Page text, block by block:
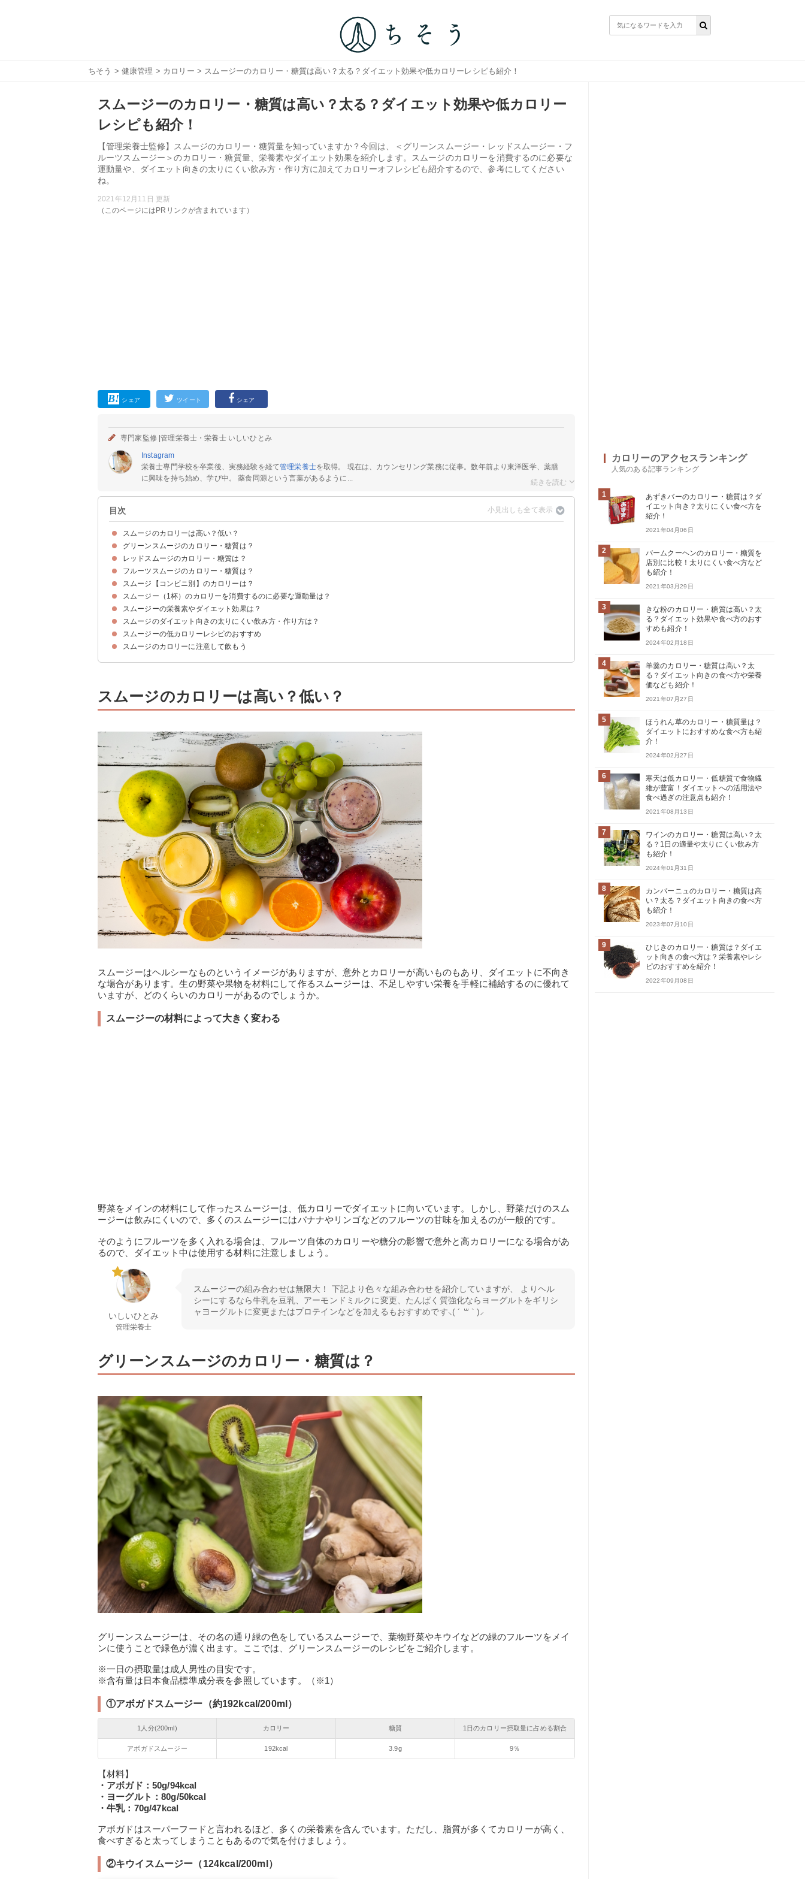
ちそう > 健康管理 > カロリー > スムージーのカロリー・糖質は高い？太る？ダイエット効果や低カロリーレシピも紹介！
スムージーのカロリー・糖質は高い？太る？ダイエット効果や低カロリー
レシピも紹介！
【管理栄養士監修】スムージのカロリー・糖質量を知っていますか？今回は、＜グリーンスムージー・レッドスムージー・フ
ルーツスムージー＞のカロリー・糖質量、栄養素やダイエット効果を紹介します。スムージのカロリーを消費するのに必要な
運動量や、ダイエット向きの太りにくい飲み方・作り方に加えてカロリーオフレシピも紹介するので、参考にしてください
ね。
2021年12月11日 更新
（このページにはPRリンクが含まれています）
シェア ツイート シェア
専門家監修 |管理栄養士・栄養士 いしいひとみ
Instagram
栄養士専門学校を卒業後、実務経験を経て管理栄養士を取得。 現在は、カウンセリング業務に従事。数年前より東洋医学、薬膳
に興味を持ち始め、学び中。 薬食同源という言葉があるように...
目次
スムージのカロリーは高い？低い？
スムージーの材料によって大きく変わる
グリーンスムージのカロリー・糖質は？
①アボガドスムージー（約192kcal/200ml）
②キウイスムージー（124kcal/200ml）
③小松菜とバナナスムージー（108kcal/200ml）
レッドスムージのカロリー・糖質は？
①いちごスムージー（114kcal/200ml）
②スイカスムージー（90kcal/200ml）
③トマトスムージー（83kcal/200ml）
フルーツスムージのカロリー・糖質は？
①バナナスムージー（140kcal/200ml）
②リンゴスムージー（約124kcal/200ml）
③ブルーベリースムージー（122kcal/200ml）
スムージ【コンビニ別】のカロリーは？
スムージー（1杯）のカロリーを消費するのに必要な運動量は？
スムージーの栄養素やダイエット効果は？
①食物繊維
②カリウム
スムージのダイエット向きの太りにくい飲み方・作り方は？
①1食分をスムージーに置き換える
②シナモンを入れる
③でんぷん質を加えない
スムージーの低カロリーレシピのおすすめ
①小松菜スムージー
②アーモンドミルクスムージー
③いちごとバナナの二層スムージー
スムージのカロリーに注意して飲もう
スムージのカロリーは高い？低い？
スムージーはヘルシーなものというイメージがありますが、意外とカロリーが高いものもあり、ダイエットに不向き
な場合があります。生の野菜や果物を材料にして作るスムージーは、不足しやすい栄養を手軽に補給するのに優れて
いますが、どのくらいのカロリーがあるのでしょうか。
スムージーの材料によって大きく変わる
野菜をメインの材料にして作ったスムージーは、低カロリーでダイエットに向いています。しかし、野菜だけのスム
ージーは飲みにくいので、多くのスムージーにはバナナやリンゴなどのフルーツの甘味を加えるのが一般的です。
そのようにフルーツを多く入れる場合は、フルーツ自体のカロリーや糖分の影響で意外と高カロリーになる場合があ
るので、ダイエット中は使用する材料に注意しましょう。
いしいひとみ
管理栄養士
スムージーの組み合わせは無限大！ 下記より色々な組み合わせを紹介していますが、 よりヘル
シーにするなら牛乳を豆乳、アーモンドミルクに変更、たんぱく質強化ならヨーグルトをギリシ
ャヨーグルトに変更またはプロテインなどを加えるもおすすめです⸜( ´ ꒳ ` )⸝
グリーンスムージのカロリー・糖質は？
グリーンスムージーは、その名の通り緑の色をしているスムージーで、葉物野菜やキウイなどの緑のフルーツをメイ
ンに使うことで緑色が濃く出ます。ここでは、グリーンスムージーのレシピをご紹介します。
※一日の摂取量は成人男性の目安です。
※含有量は日本食品標準成分表を参照しています。（※1）
①アボガドスムージー（約192kcal/200ml）
1人分(200ml) カロリー 糖質 1日のカロリー摂取量に占める割合
アボガドスムージー 192kcal 3.9g 9％
【材料】
・アボガド：50g/94kcal
・ヨーグルト：80g/50kcal
・牛乳：70g/47kcal
アボガドはスーパーフードと言われるほど、多くの栄養素を含んでいます。ただし、脂質が多くてカロリーが高く、
食べすぎると太ってしまうこともあるので気を付けましょう。
②キウイスムージー（124kcal/200ml）
カロリーのアクセスランキング
人気のある記事ランキング
1
あずきバーのカロリー・糖質は？ダ
イエット向き？太りにくい食べ方を
紹介！
2021年04月06日
2
バームクーヘンのカロリー・糖質を
店別に比較！太りにくい食べ方など
も紹介！
2021年03月29日
3
きな粉のカロリー・糖質は高い？太
る？ダイエット効果や食べ方のおす
すめも紹介！
2024年02月18日
4
羊羹のカロリー・糖質は高い？太
る？ダイエット向きの食べ方や栄養
価なども紹介！
2021年07月27日
5
ほうれん草のカロリー・糖質量は？
ダイエットにおすすめな食べ方も紹
介！
2024年02月27日
6
寒天は低カロリー・低糖質で食物繊
維が豊富！ダイエットへの活用法や
食べ過ぎの注意点も紹介！
2021年08月13日
7
ワインのカロリー・糖質は高い？太
る？1日の適量や太りにくい飲み方
も紹介！
2024年01月31日
8
カンパーニュのカロリー・糖質は高
い？太る？ダイエット向きの食べ方
も紹介！
2023年07月10日
9
ひじきのカロリー・糖質は？ダイエ
ット向きの食べ方は？栄養素やレシ
ピのおすすめを紹介！
2022年09月08日